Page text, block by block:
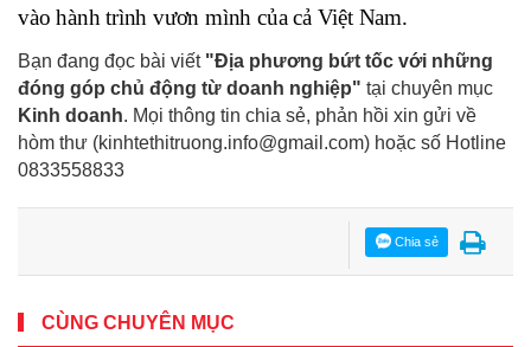
vào hành trình vươn mình của cả Việt Nam.
Bạn đang đọc bài viết "Địa phương bứt tốc với những
đóng góp chủ động từ doanh nghiệp" tại chuyên mục
Kinh doanh. Mọi thông tin chia sẻ, phản hồi xin gửi về
hòm thư (kinhtethitruong.info@gmail.com) hoặc số Hotline
0833558833
Chia sẻ
CÙNG CHUYÊN MỤC